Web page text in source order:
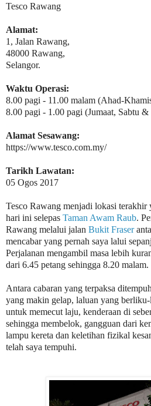
Tesco Rawang
Alamat:
1, Jalan Rawang,
48000 Rawang,
Selangor.
Waktu Operasi:
8.00 pagi - 11.00 malam (Ahad-
8.00 pagi - 1.00 pagi (Jumaat, Sabtu
Alamat Sesawang:
https://www.tesco.com.my/
Tarikh Lawatan:
05 Ogos 2017
Tesco Rawang menjadi lokasi terakhir
hari ini selepas Taman Awam Raub.
Rawang melalui jalan Bukit Fraser
mencabar yang pernah saya lalui
Perjalanan mengambil masa lebih
dari 6.45 petang sehingga 8.20 malam.
Antara cabaran yang terpaksa
yang makin gelap, laluan yang
untuk memecut laju, kenderaan di
sehingga membelok, gangguan dari
lampu kereta dan keletihan fizikal
telah saya tempuhi.